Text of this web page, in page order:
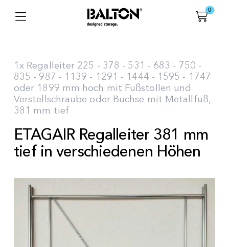
0
1x Regalleiter 225 - 378 - 531 - 683 - 750 -
835 - 987 - 1139 - 1291 - 1444 - 1595 - 1747
oder 1899 mm hoch mit Fußstollen und
Verstellschraube oder Buchse mit Metallfuß,
381 mm tief
ETAGAIR Regalleiter 381 mm
tief in verschiedenen Höhen